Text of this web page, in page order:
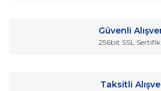
Güvenli
256bit SSL
Taksitli